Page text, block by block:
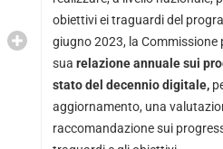
obiettivi ei traguardi del
giugno 2023, la Commissione
sua relazione annuale sui
stato del decennio digitale,
aggiornamento, una
raccomandazione sui